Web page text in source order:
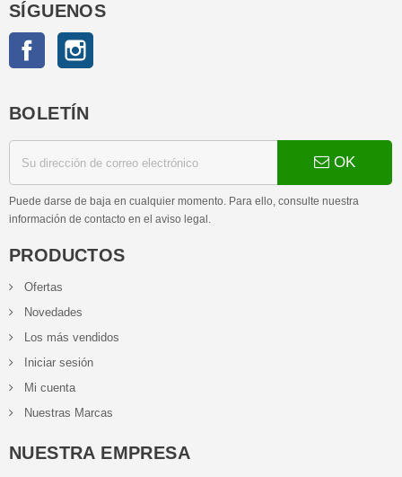
SÍGUENOS
Facebook
BOLETÍN
OK
Puede darse de baja en cualquier momento. Para ello, consulte nuestra
información de contacto en el aviso legal.
PRODUCTOS
Ofertas
Novedades
Los más vendidos
Iniciar sesión
Mi cuenta
Nuestras Marcas
NUESTRA EMPRESA